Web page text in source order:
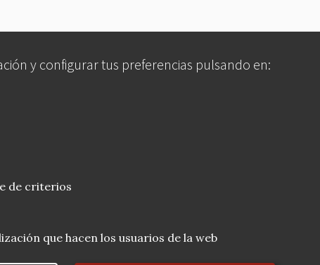
y configurar tus preferencias pulsando en:
de criterios
que hacen los usuarios de la web